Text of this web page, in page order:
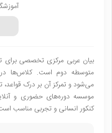
بیان عربی مرکزی تخصصی برای
متوسطه دوم است. کلاس‌ها
می‌شود و تمرکز آن بر درک
موسسه دوره‌های حضوری و
کنکور انسانی و تجربی مناسب